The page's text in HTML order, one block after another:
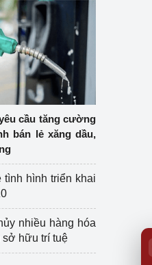
cầu tăng cường
bán lẻ xăng dầu,
hình triển khai
nhiều hàng hóa
sở hữu trí tuệ